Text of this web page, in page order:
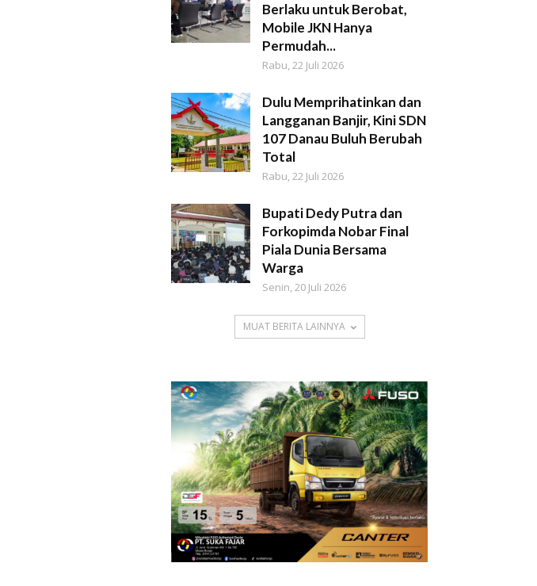
Berlaku untuk Berobat,
Mobile JKN Hanya
Permudah...
Rabu, 22 Juli 2026
Dulu Memprihatinkan dan
Langganan Banjir, Kini SDN
107 Danau Buluh Berubah
Total
Rabu, 22 Juli 2026
Bupati Dedy Putra dan
Forkopimda Nobar Final
Piala Dunia Bersama
Warga
Senin, 20 Juli 2026
MUAT BERITA LAINNYA